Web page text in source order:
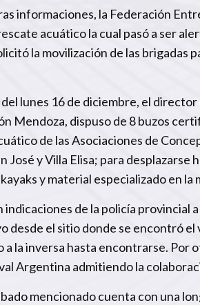
informaciones, la Federación
acuático la cual pasó a ser
la movilización de las brigadas
lunes 16 de diciembre, el
Mendoza, dispuso de 8 buzos
de las Asociaciones de
José y Villa Elisa; para desplazarse
y material especializado en la
indicaciones de la policía
desde el sitio donde se encontró
la inversa hasta encontrarse. Por
Argentina admitiendo la
mencionado cuenta con una